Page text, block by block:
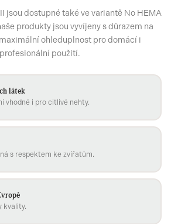
jsou dostupné také ve variantě No HEMA
produkty jsou vyvíjeny s důrazem na
ohleduplnost pro domácí i
profesionální použití.
látek
vhodné i pro citlivé nehty.
s respektem ke zvířatům.
kvality.